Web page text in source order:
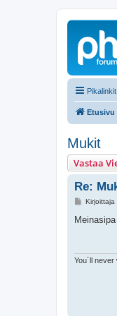
Pikalinkit
Etusivu
Mukit
Vastaa
Re:
V
e
Kirjoittaja
You´ll